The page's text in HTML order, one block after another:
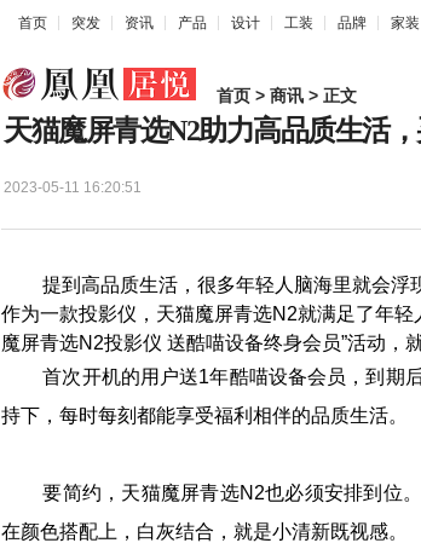
首页 突发 资讯 产品 设计 工装 品牌 家装
首页 > 商讯 > 正文
天猫魔屏青选N2助力高品质生活
2023-05-11 16:20:51
提到高品质生活，很多年轻人脑海里就会浮
作为一款投影仪，天猫魔屏青选N2就满足了年
魔屏青选N2投影仪 送酷喵设备终身会员”活动，
首次开机的用户送1年酷喵设备会员，到期
持下，每时每刻都能享受福利相伴的品质生活。
要简约，天猫魔屏青选N2也必须安排到位。
在颜色搭配上，白灰结合，就是小清新既视感。